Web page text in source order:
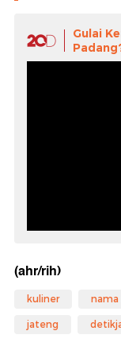
Gulai
(ahr/rih)
kuliner nama
jateng